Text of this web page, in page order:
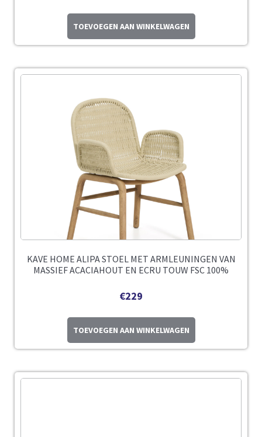
TOEVOEGEN AAN WINKELWAGEN
KAVE HOME ALIPA STOEL MET ARMLEUNINGEN VAN
MASSIEF ACACIAHOUT EN ECRU TOUW FSC 100%
€229
TOEVOEGEN AAN WINKELWAGEN